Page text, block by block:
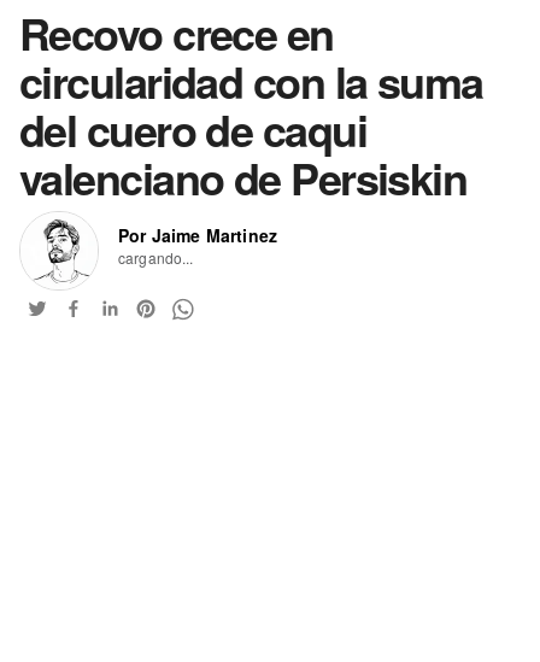
Recovo crece en
circularidad con la suma
del cuero de caqui
valenciano de Persiskin
Por Jaime Martinez
cargando...